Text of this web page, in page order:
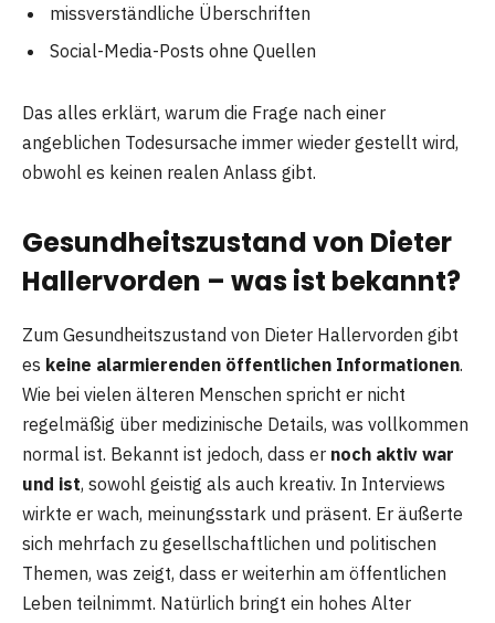
missverständliche Überschriften
Social-Media-Posts ohne Quellen
Das alles erklärt, warum die Frage nach einer
angeblichen Todesursache immer wieder gestellt wird,
obwohl es keinen realen Anlass gibt.
Gesundheitszustand von Dieter
Hallervorden – was ist bekannt?
Zum Gesundheitszustand von Dieter Hallervorden gibt
es keine alarmierenden öffentlichen Informationen.
Wie bei vielen älteren Menschen spricht er nicht
regelmäßig über medizinische Details, was vollkommen
normal ist. Bekannt ist jedoch, dass er noch aktiv war
und ist, sowohl geistig als auch kreativ. In Interviews
wirkte er wach, meinungsstark und präsent. Er äußerte
sich mehrfach zu gesellschaftlichen und politischen
Themen, was zeigt, dass er weiterhin am öffentlichen
Leben teilnimmt. Natürlich bringt ein hohes Alter